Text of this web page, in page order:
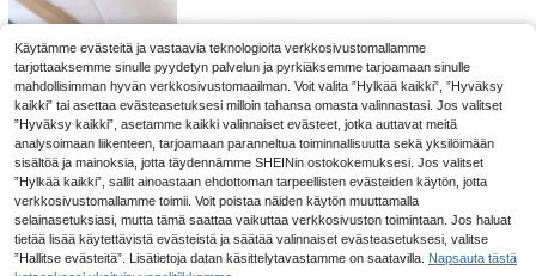
2.88€ 3.87€ 3.57€
Käytämme evästeitä ja vastaavia teknologioita verkkosivustomallamme
tarjottaaksemme sinulle pyydetyn palvelun ja pyrkiäksemme tarjoamaan sinulle
mahdollisimman hyvän verkkosivustomaailman. Voit valita ”Hylkää kaikki”, ”Hyväksy
kaikki” tai asettaa evästeasetuksesi milloin tahansa omasta valinnastasi. Jos valitset
”Hyväksy kaikki”, asetamme kaikki valinnaiset evästeet, jotka auttavat meitä
analysoimaan liikenteen, tarjoamaan paranneltua toiminnallisuutta sekä yksilöimään
sisältöä ja mainoksia, jotta täydennämme SHEINin ostokokemuksesi. Jos valitset
”Hylkää kaikki”, sallit ainoastaan ehdottoman tarpeellisten evästeiden käytön, jotta
verkkosivustomallamme toimii. Voit poistaa näiden käytön muuttamalla
selainasetuksiasi, mutta tämä saattaa vaikuttaa verkkosivuston toimintaan. Jos haluat
tietää lisää käytettävistä evästeistä ja säätää valinnaiset evästeasetuksesi, valitse
”Hallitse evästeitä”. Lisätietoja datan käsittelytavastamme on saatavilla. Napsauta tästä